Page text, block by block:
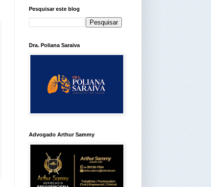
Pesquisar este blog
Dra. Poliana Saraiva
Advogado Arthur Sammy